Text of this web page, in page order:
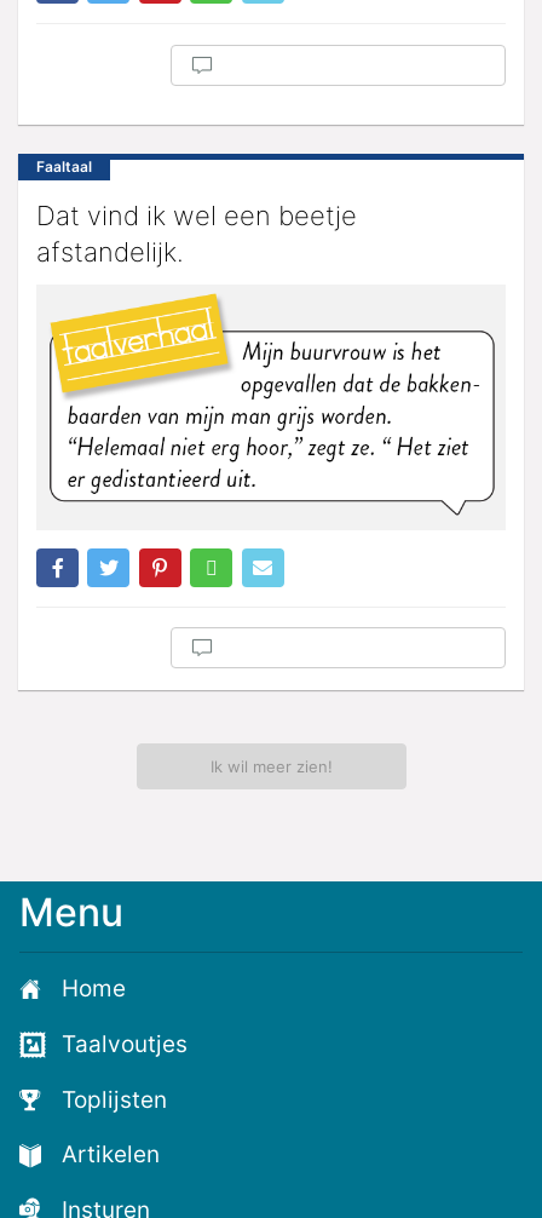
Faaltaal
Dat vind ik wel een beetje
afstandelijk.
Ik wil meer zien!
Menu
Home
Taalvoutjes
Toplijsten
Artikelen
Insturen